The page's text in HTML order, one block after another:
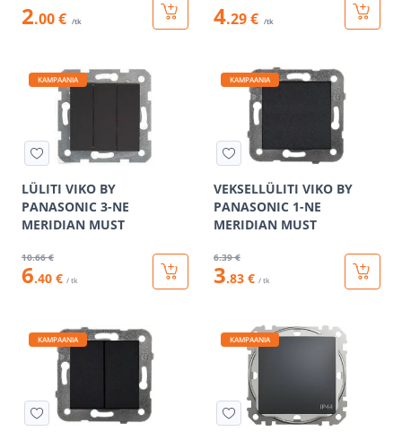
2.00 € /tk 4.29 € /tk
KAMPAANIA
LÜLITI VIKO BY
PANASONIC 3-NE
MERIDIAN MUST
10.66 €
6.40 € / tk
KAMPAANIA
VEKSELLÜLITI VIKO BY
PANASONIC 1-NE
MERIDIAN MUST
6.39 €
3.83 € / tk
KAMPAANIA KAMPAANIA